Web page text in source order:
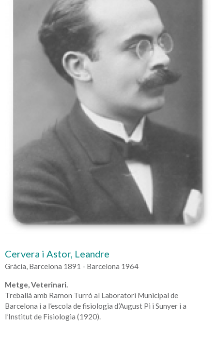
Cervera i Astor, Leandre
Gràcia, Barcelona 1891 - Barcelona 1964
Metge, Veterinari.
Treballà amb Ramon Turró al Laboratori Municipal de
Barcelona i a l’escola de fisiologia d’August Pi i Sunyer i a
l’Institut de Fisiologia (1920).